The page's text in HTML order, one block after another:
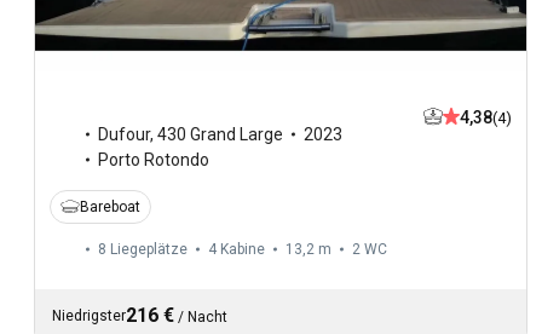
Dufour, 430 Grand Large
2023
Porto Rotondo
4,38(4)
Bareboat
8 Liegeplätze 4 Kabine 13,2 m 2 WC
Niedrigster216 € / Nacht